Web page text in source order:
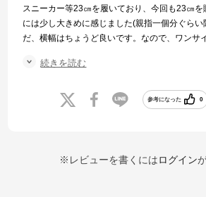
スニーカー等23㎝を履いており、今回も23㎝を
には少し大きめに感じました(親指一個分ぐら
だ、横幅はちょうど良いです。なので、ワンサ
若干かたさを感じますが、クッション性が高い
そして見た目がものすごくかわいいです。履い
ン上がります。ベースは薄いグレーっぽい色を
続きを読む
参考になった 0
※レビューを書くにはログイン